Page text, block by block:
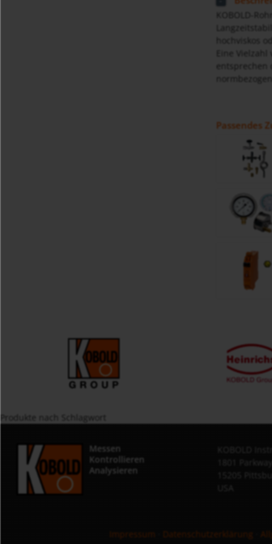
KOBOLD-
hochviskos
Eine
Passendes
Produkte nach Schlagwort
Messen
Kontrollieren
Analysieren
Impressum
Datenschutzerklärung